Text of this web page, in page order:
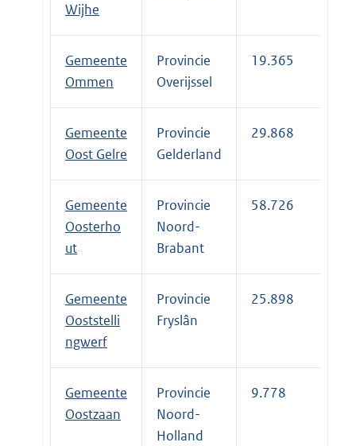
Wijhe
Gemeente
Ommen
Provincie
Overijssel
19.365
Gemeente
Oost Gelre
Provincie
Gelderland
29.868
Gemeente
Oosterho
ut
Provincie
Noord-
Brabant
58.726
Gemeente
Ooststelli
ngwerf
Provincie
Fryslân
25.898
Gemeente
Oostzaan
Provincie
Noord-
Holland
9.778